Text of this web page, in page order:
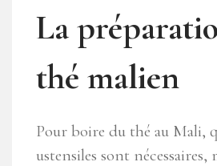
La
thé malien
Pour boire du thé au Mali,
ustensiles sont nécessaires,